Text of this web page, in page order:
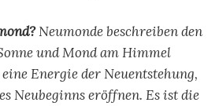
Neumonde beschreiben den
und Mond am Himmel
Energie der Neuentstehung,
Neubeginns eröffnen. Es ist die